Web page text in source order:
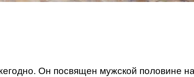
Он посвящен мужской половине